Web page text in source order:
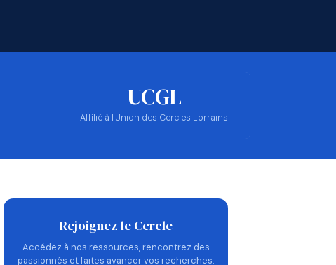
UCGL
Affilié à l'Union des Cercles Lorrains
Rejoignez le Cercle
Accédez à nos ressources, rencontrez des
passionnés et faites avancer vos recherches.